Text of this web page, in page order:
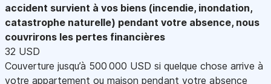
accident survient à vos biens (incendie, inondation,
catastrophe naturelle) pendant votre absence, nous
couvrirons les pertes financières
32 USD
Couverture jusqu’à 500 000 USD si quelque chose arrive à
votre appartement ou maison pendant votre absence